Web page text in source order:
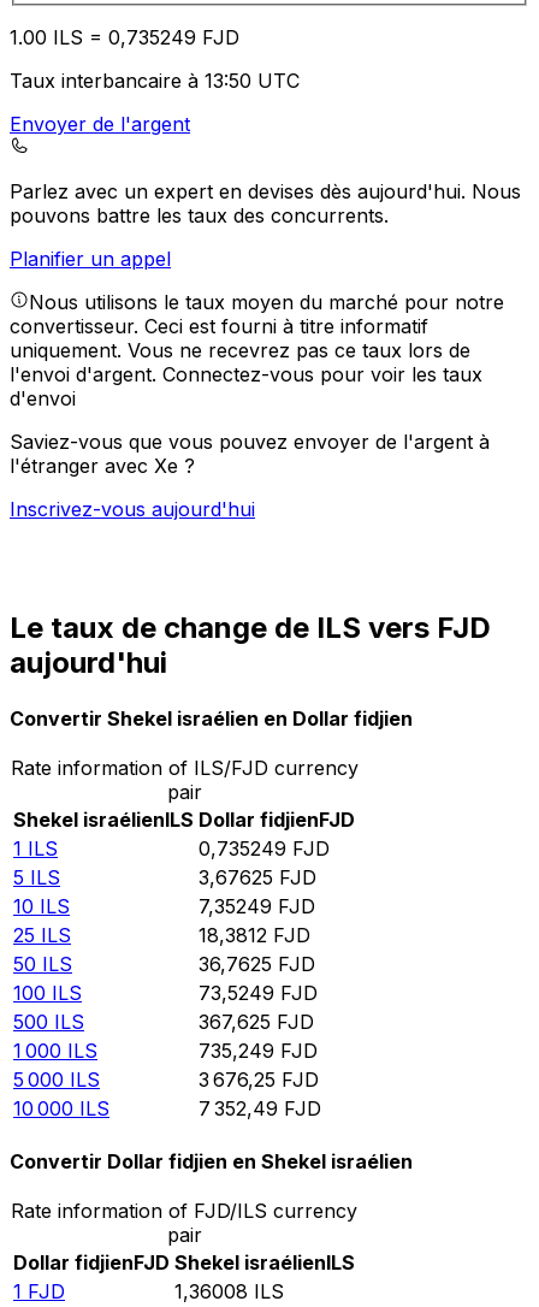
1.00 ILS = 0,735249 FJD
Taux interbancaire à 13:50 UTC
Envoyer de l'argent
Parlez avec un expert en devises dès aujourd'hui. Nous
pouvons battre les taux des concurrents.
Planifier un appel
Nous utilisons le taux moyen du marché pour notre
convertisseur. Ceci est fourni à titre informatif
uniquement. Vous ne recevrez pas ce taux lors de
l'envoi d'argent. Connectez-vous pour voir les taux
d'envoi
Saviez-vous que vous pouvez envoyer de l'argent à
l'étranger avec Xe ?
Inscrivez-vous aujourd'hui
Le taux de change de ILS vers FJD
aujourd'hui
Convertir Shekel israélien en Dollar fidjien
Rate information of ILS/FJD currency
pair
Shekel israélienILS Dollar fidjienFJD
1 ILS 0,735249 FJD
5 ILS 3,67625 FJD
10 ILS 7,35249 FJD
25 ILS 18,3812 FJD
50 ILS 36,7625 FJD
100 ILS 73,5249 FJD
500 ILS 367,625 FJD
1 000 ILS 735,249 FJD
5 000 ILS 3 676,25 FJD
10 000 ILS 7 352,49 FJD
Convertir Dollar fidjien en Shekel israélien
Rate information of FJD/ILS currency
pair
Dollar fidjienFJD Shekel israélienILS
1 FJD 1,36008 ILS